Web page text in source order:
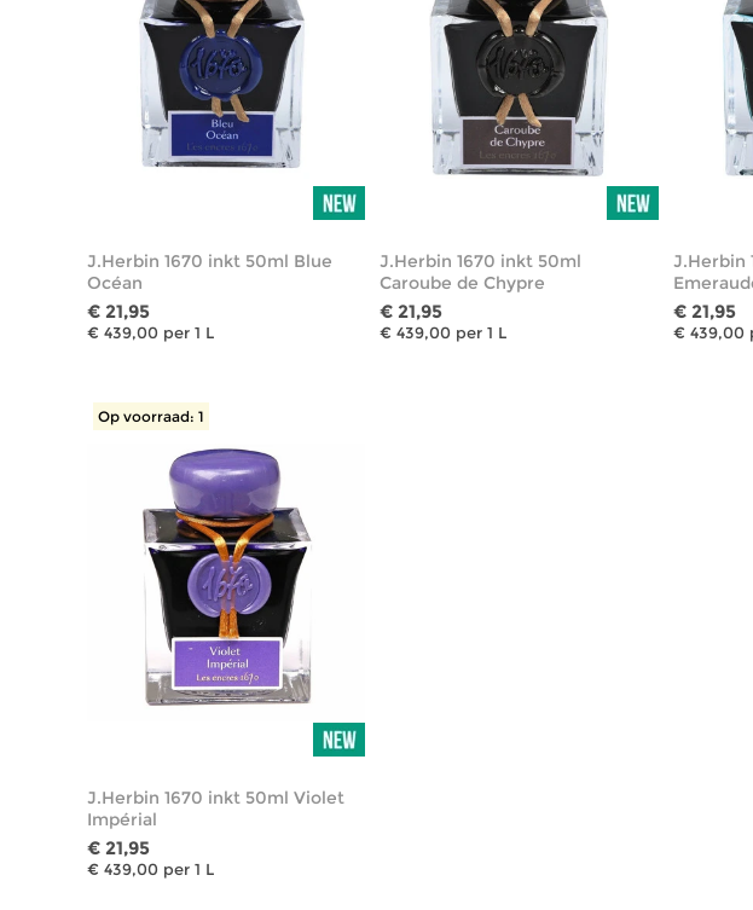
J.Herbin 1670 inkt 50ml Blue
Océan
€ 21,95
€ 439,00 per 1 L
J.Herbin 1670 inkt 50ml
Caroube de Chypre
€ 21,95
€ 439,00 per 1 L
J.Herbin
€ 21,95
€ 439,00
Op voorraad: 1
J.Herbin 1670 inkt 50ml Violet
Impérial
€ 21,95
€ 439,00 per 1 L